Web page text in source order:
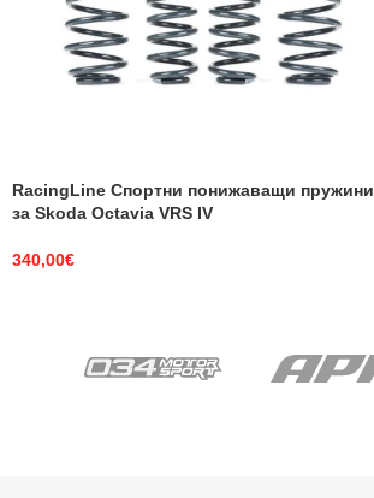
RacingLine Спортни понижаващи пружини
за Skoda Octavia VRS IV
340,00€